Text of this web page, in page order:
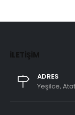
İLETIŞIM
ADRES
Yeşilce,